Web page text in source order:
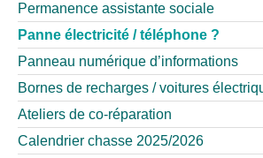
Permanence assistante sociale
Panne électricité / téléphone ?
Panneau numérique d’informations
Bornes de recharges / voitures
Ateliers de co-réparation
Calendrier chasse 2025/2026